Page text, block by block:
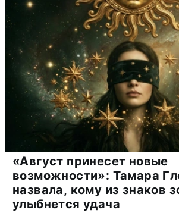
«Август принесет новые
возможности»: Тамара
назвала, кому из знаков
улыбнется удача